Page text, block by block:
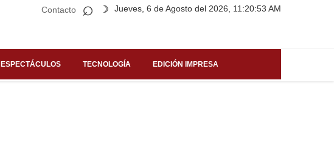
Contacto Jueves, 6 de Agosto del 2026, 11:20:53 AM
⌕ ☽
ESPECTÁCULOS TECNOLOGÍA EDICIÓN IMPRESA